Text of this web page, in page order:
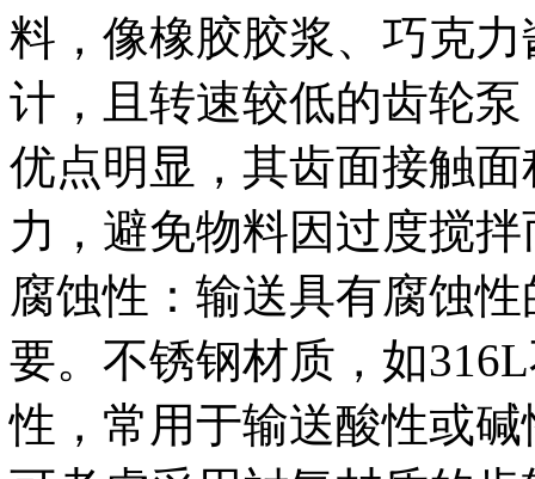
料，像橡胶胶浆、巧克
计，且转速较低的齿轮
优点明显，其齿面接触
力，避免物料因过度搅
腐蚀性：输送具有腐蚀
要。不锈钢材质，如
性，常用于输送酸性或